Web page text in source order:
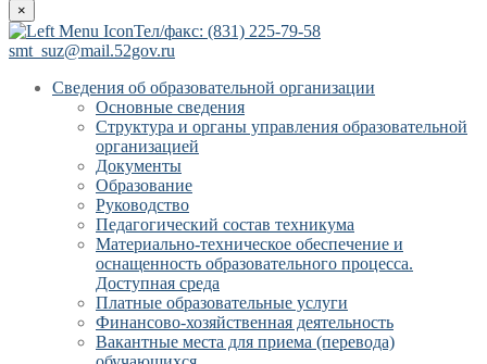
×
Тел/факс: (831) 225-79-58
smt_suz@mail.52gov.ru
Сведения об образовательной организации
Основные сведения
Структура и органы управления образовательной
организацией
Документы
Образование
Руководство
Педагогический состав техникума
Материально-техническое обеспечение и
оснащенность образовательного процесса.
Доступная среда
Платные образовательные услуги
Финансово-хозяйственная деятельность
Вакантные места для приема (перевода)